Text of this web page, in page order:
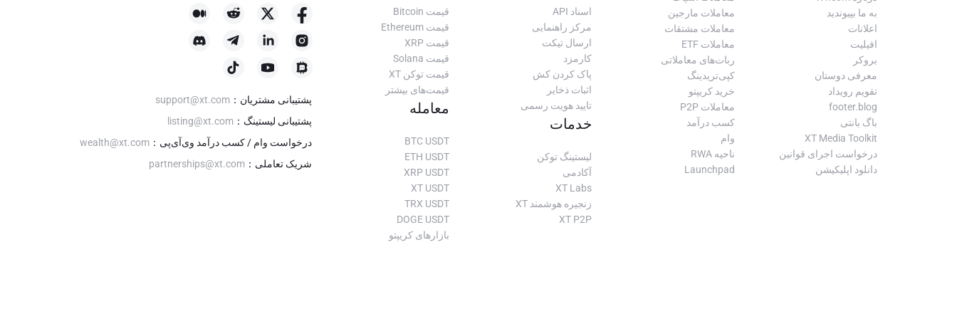
به ما بپیوندید
اعلانات
افیلیت
بروکر
معرفی دوستان
تقویم رویداد
footer.blog
باگ بانتی
XT Media Toolkit
درخواست اجرای قوانین
دانلود اپلیکیشن
معاملات مارجین
معاملات مشتقات
معاملات ETF
ربات‌های معاملاتی
کپی‌تریدینگ
خرید کریپتو
معاملات P2P
کسب درآمد
وام
ناحیه RWA
Launchpad
اسناد API
مرکز راهنمایی
ارسال تیکت
کارمزد
پاک کردن کش
اثبات ذخایر
تایید هویت رسمی
خدمات
لیستینگ توکن
آکادمی
XT Labs
زنجیره هوشمند XT
XT P2P
قیمت Bitcoin
قیمت Ethereum
قیمت XRP
قیمت Solana
قیمت توکن XT
قیمت‌های بیشتر
معامله
BTC USDT
ETH USDT
XRP USDT
XT USDT
TRX USDT
DOGE USDT
بازارهای کریپتو
پشتیبانی مشتریان ：
support@xt.com
پشتیبانی لیستینگ ：
listing@xt.com
درخواست وام / کسب درآمد وی‌آی‌پی ：
wealth@xt.com
شریک تعاملی ：
partnerships@xt.com